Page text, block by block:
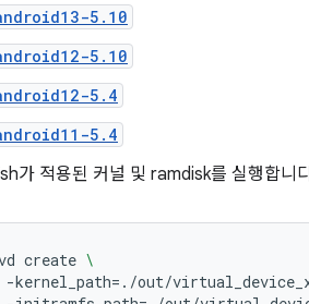
5.10
5.10
5.4
5.4
가 적용된 커널 및 ramdisk를 실행합니
create \
-kernel_path= ./out/